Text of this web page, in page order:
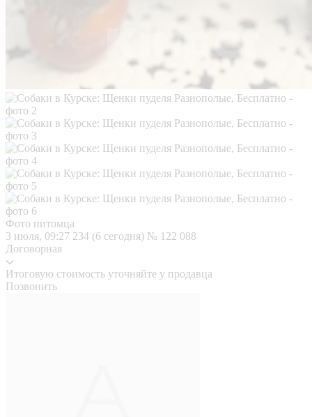
Фото питомца
3 июля, 09:27 234 (6 сегодня) № 122 088
Договорная
Итоговую стоимость уточняйте у продавца
Позвонить